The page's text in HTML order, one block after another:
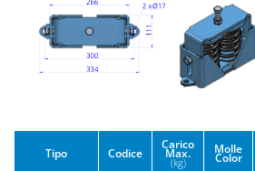
Tipo Codice
Carico
Max.
(kg)
Molle
Color